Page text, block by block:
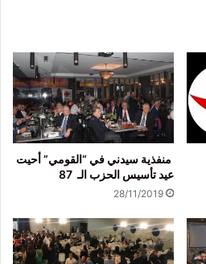
منفذية سيدني في “القومي” أحيت
عيد تأسيس الحزب الـ 87
28/11/2019